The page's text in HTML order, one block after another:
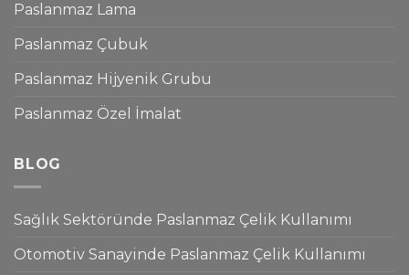
Paslanmaz Lama
Paslanmaz Çubuk
Paslanmaz Hijyenik Grubu
Paslanmaz Özel İmalat
BLOG
Sağlık Sektöründe Paslanmaz Çelik Kullanımı
Otomotiv Sanayinde Paslanmaz Çelik Kullanımı